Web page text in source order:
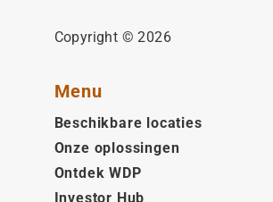
Copyright © 2026
Menu
Beschikbare locaties
Onze oplossingen
Ontdek WDP
Investor Hub